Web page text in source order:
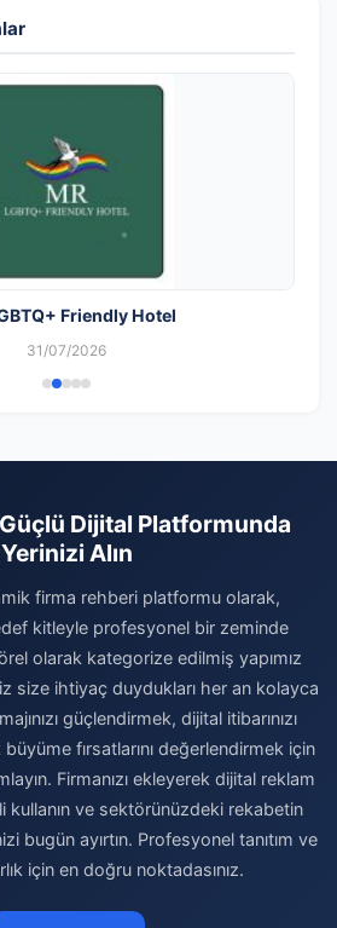
Friendly Hotel
31/07/2026
Güçlü Dijital Platformunda
Yerinizi Alın
firma rehberi platformu olarak,
kitleyle profesyonel bir zeminde
olarak kategorize edilmiş yapımız
size ihtiyaç duydukları her an kolayca
güçlendirmek, dijital itibarınızı
fırsatlarını değerlendirmek için
Firmanızı ekleyerek dijital reklam
kullanın ve sektörünüzdeki rekabetin
bugün ayırtın. Profesyonel tanıtım ve
için en doğru noktadasınız.